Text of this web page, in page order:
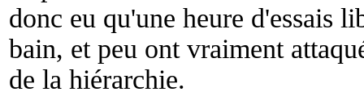
donc eu qu'une heure d'essais
bain, et peu ont vraiment
de la hiérarchie.